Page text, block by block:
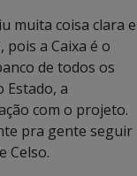
muita coisa clara e
a Caixa é o
de todos os
Estado, a
com o projeto.
pra gente seguir
Celso.